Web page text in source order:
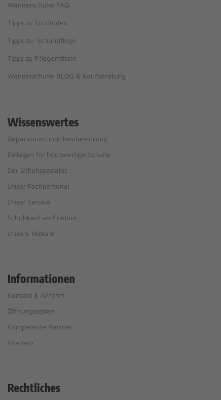
Wanderschuhe FAQ
Tipps zu Strümpfen
Tipps zur Schuhpflege
Tipps zu Pflegemitteln
Wanderschuhe BLOG & Kaufberatung
Wissenswertes
Reparaturen und Neubesohlung
Einlagen für hochwertige Schuhe
Der Schuhspezialist
Unser Fachpersonal
Unser Service
Schuhkauf als Erlebnis
Unsere Historie
Informationen
Kontakt & Anfahrt
Öffnungszeiten
Kompetente Partner
Sitemap
Rechtliches